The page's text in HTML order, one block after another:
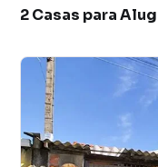
2 Casas para